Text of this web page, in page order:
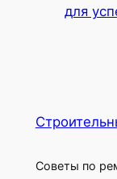
для
Советы по